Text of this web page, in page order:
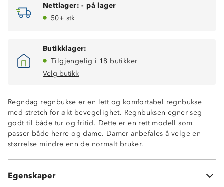
Nettlager: - på lager
50+ stk
Butikklager:
Tilgjengelig i 18 butikker
Velg butikk
Regndag regnbukse er en lett og komfortabel regnbukse
med stretch for økt bevegelighet. Regnbuksen egner seg
godt til både tur og fritid. Dette er en rett modell som
passer både herre og dame. Damer anbefales å velge en
størrelse mindre enn de normalt bruker.
Egenskaper
Vind- og vanntett
10 000 mm vannsøyle
Refleks
Buksen har ikke lommer